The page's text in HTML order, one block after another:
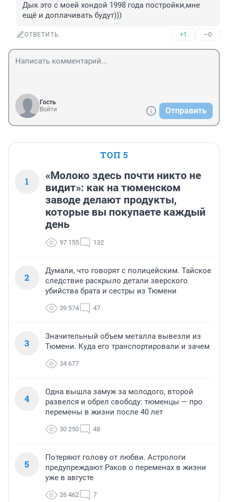
Дык это с моей хондой 1998 года постройки,мне
ещё и доплачивать будут)))
ОТВЕТИТЬ +1 –0
Гость
Войти
Отправить
ТОП 5
1
«Молоко здесь почти никто не
видит»: как на тюменском
заводе делают продукты,
которые вы покупаете каждый
день
97 155 132
2
Думали, что говорят с полицейским. Тайское
следствие раскрыло детали зверского
убийства брата и сестры из Тюмени
39 574 47
3
Значительный объем металла вывезли из
Тюмени. Куда его транспортировали и зачем
34 677
4
Одна вышла замуж за молодого, второй
развелся и обрел свободу: тюменцы — про
перемены в жизни после 40 лет
30 250 48
5
Потеряют голову от любви. Астрологи
предупреждают Раков о переменах в жизни
уже в августе
26 462 7